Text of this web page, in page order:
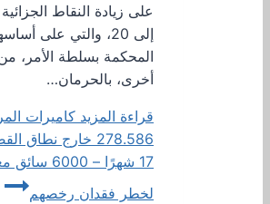
إلى 20، والتي على
المحكمة بسلطة الأمر،
أخرى، بالحرمان…
قراءة المزيد كاميرات
278.586 خارج نطاق
17 شهرًا –
لخطر فقدان رخصهم